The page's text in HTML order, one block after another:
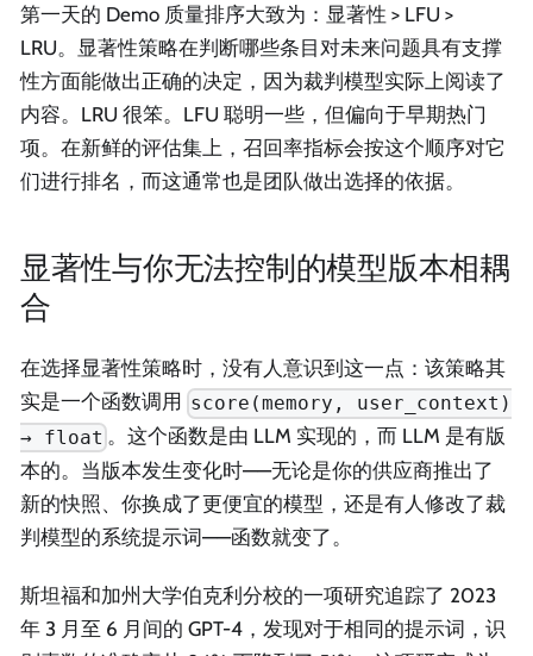
第一天的 Demo 质量排序大致为：显著性 > LFU >
LRU。显著性策略在判断哪些条目对未来问题具有支撑
性方面能做出正确的决定，因为裁判模型实际上阅读了
内容。LRU 很笨。LFU 聪明一些，但偏向于早期热门
项。在新鲜的评估集上，召回率指标会按这个顺序对它
们进行排名，而这通常也是团队做出选择的依据。
显著性与你无法控制的模型版本相耦
合
在选择显著性策略时，没有人意识到这一点：该策略其
实是一个函数调用 score(memory, user_context)
→ float 。这个函数是由 LLM 实现的，而 LLM 是有版
本的。当版本发生变化时——无论是你的供应商推出了
新的快照、你换成了更便宜的模型，还是有人修改了裁
判模型的系统提示词——函数就变了。
斯坦福和加州大学伯克利分校的一项研究追踪了 2023
年 3 月至 6 月间的 GPT-4，发现对于相同的提示词，识